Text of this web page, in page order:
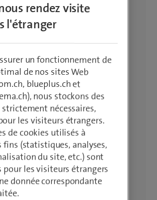
rendez visite
l'étranger
un fonctionnement de
de nos sites Web
blueplus.ch et
nous stockons des
nécessaires,
les visiteurs étrangers.
de cookies utilisés à
fins (statistiques, analyses,
du site, etc.) sont
pour les visiteurs étrangers
donnée correspondante